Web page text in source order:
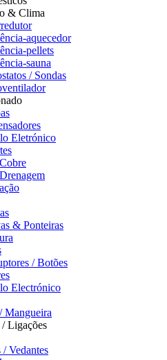
& Clima
aquecedor
pellets
sauna
/ Sondas
Eletrónico
& Ponteiras
/ Botões
Electrónico
Mangueira
Ligações
/ Vedantes